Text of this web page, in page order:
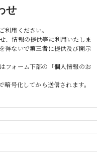
せ
用ください。
、情報の提供等に利用いたしま
得ないで第三者に提供及び開示
フォーム下部の「個人情報のお
号化してから送信されます。